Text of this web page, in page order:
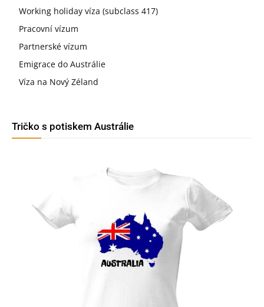
Working holiday víza (subclass 417)
Pracovní vízum
Partnerské vízum
Emigrace do Austrálie
Víza na Nový Zéland
Tričko s potiskem Austrálie